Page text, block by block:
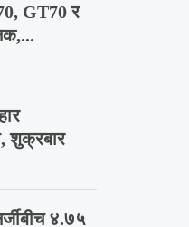
GT70 र
शुक्रबार
४.७५